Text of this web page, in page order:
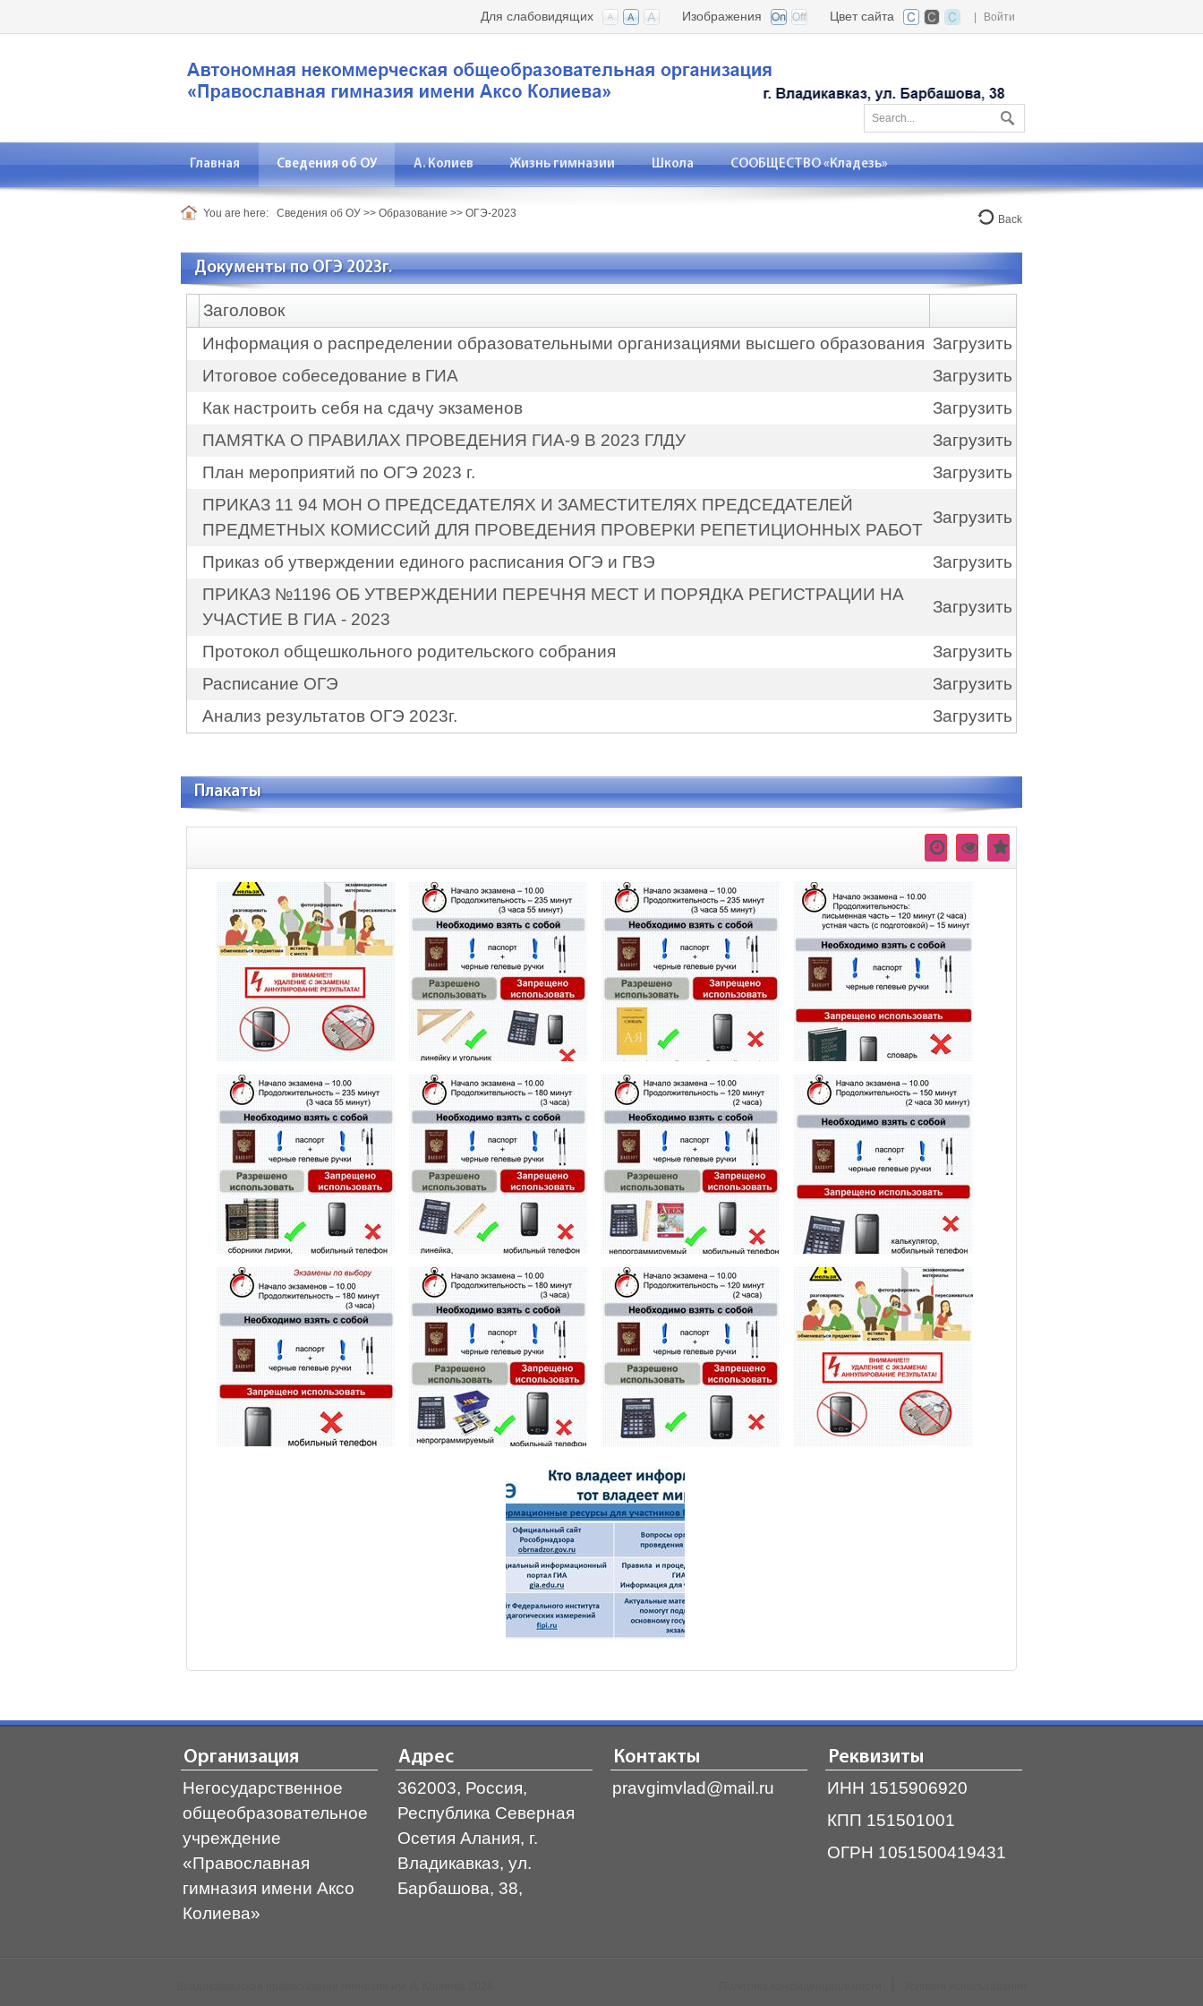
Войти
Цвет сайта
Изображения
Для слабовидящих
Главная Сведения об ОУ А. Колиев Жизнь гимназии Школа СООБЩЕСТВО «Кладезь»
You are here: Сведения об ОУ >> Образование >> ОГЭ-2023 Back
Документы по ОГЭ 2023г.
Заголовок
Информация о распределении образовательными организациями высшего образования Загрузить
Итоговое собеседование в ГИА
Загрузить
Как настроить себя на сдачу экзаменов
Загрузить
ПАМЯТКА О ПРАВИЛАХ ПРОВЕДЕНИЯ ГИА-9 В 2023 ГЛДУ
Загрузить
План мероприятий по ОГЭ 2023 г.
Загрузить
ПРИКАЗ 11 94 МОН О ПРЕДСЕДАТЕЛЯХ И ЗАМЕСТИТЕЛЯХ ПРЕДСЕДАТЕЛЕЙ
ПРЕДМЕТНЫХ КОМИССИЙ ДЛЯ ПРОВЕДЕНИЯ ПРОВЕРКИ РЕПЕТИЦИОННЫХ РАБОТ
Загрузить
Приказ об утверждении единого расписания ОГЭ и ГВЭ
Загрузить
ПРИКАЗ №1196 ОБ УТВЕРЖДЕНИИ ПЕРЕЧНЯ МЕСТ И ПОРЯДКА РЕГИСТРАЦИИ НА
УЧАСТИЕ В ГИА - 2023
Загрузить
Протокол общешкольного родительского собрания
Загрузить
Расписание ОГЭ
Загрузить
Анализ результатов ОГЭ 2023г.
Загрузить
Плакаты
Организация
Негосударственное
общеобразовательное
учреждение
«Православная
гимназия имени Аксо
Колиева»
Адрес
362003, Россия,
Республика Северная
Осетия Алания, г.
Владикавказ, ул.
Барбашова, 38,
Контакты
pravgimvlad@mail.ru
Реквизиты
ИНН 1515906920
КПП 151501001
ОГРН 1051500419431